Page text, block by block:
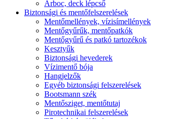
Árboc, deck lépcső
Biztonsági és mentőfelszerelések
Mentőmellények, vízisímellények
Mentőgyűrűk, mentőpatkók
Mentőgyűrű és patkó tartozékok
Kesztyűk
Biztonsági hevederek
Vízimentő bója
Hangjelzők
Egyéb biztonsági felszerelések
Bootsmann szék
Mentősziget, mentőtutaj
Pirotechnikai felszerelések